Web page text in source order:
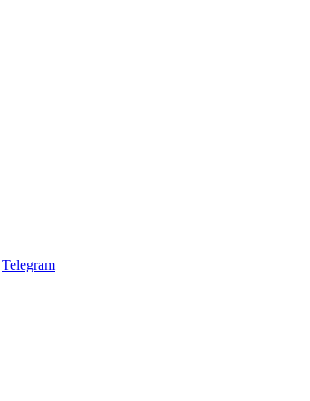
Telegram